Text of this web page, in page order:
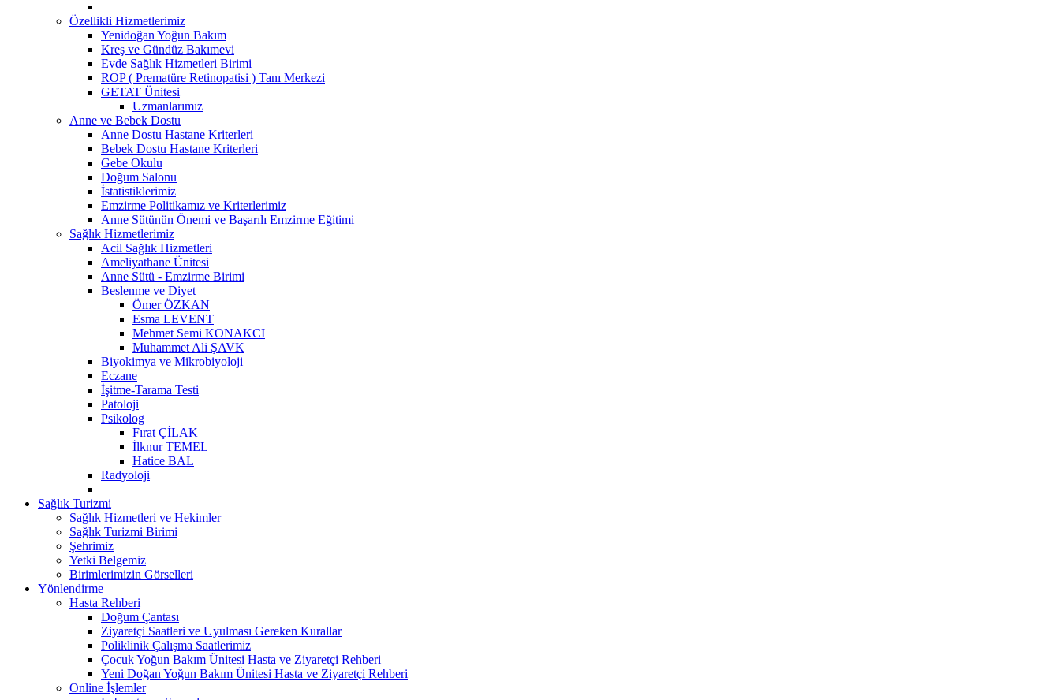
Özellikli Hizmetlerimiz
Yenidoğan Yoğun Bakım
Kreş ve Gündüz Bakımevi
Evde Sağlık Hizmetleri Birimi
ROP ( Prematüre Retinopatisi ) Tanı Merkezi
GETAT Ünitesi
Uzmanlarımız
Anne ve Bebek Dostu
Anne Dostu Hastane Kriterleri
Bebek Dostu Hastane Kriterleri
Gebe Okulu
Doğum Salonu
İstatistiklerimiz
Emzirme Politikamız ve Kriterlerimiz
Anne Sütünün Önemi ve Başarılı Emzirme Eğitimi
Sağlık Hizmetlerimiz
Acil Sağlık Hizmetleri
Ameliyathane Ünitesi
Anne Sütü - Emzirme Birimi
Beslenme ve Diyet
Ömer ÖZKAN
Esma LEVENT
Mehmet Semi KONAKCI
Muhammet Ali ŞAVK
Biyokimya ve Mikrobiyoloji
Eczane
İşitme-Tarama Testi
Patoloji
Psikolog
Fırat ÇİLAK
İlknur TEMEL
Hatice BAL
Radyoloji
Sağlık Turizmi
Sağlık Hizmetleri ve Hekimler
Sağlık Turizmi Birimi
Şehrimiz
Yetki Belgemiz
Birimlerimizin Görselleri
Yönlendirme
Hasta Rehberi
Doğum Çantası
Ziyaretçi Saatleri ve Uyulması Gereken Kurallar
Poliklinik Çalışma Saatlerimiz
Çocuk Yoğun Bakım Ünitesi Hasta ve Ziyaretçi Rehberi
Yeni Doğan Yoğun Bakım Ünitesi Hasta ve Ziyaretçi Rehberi
Online İşlemler